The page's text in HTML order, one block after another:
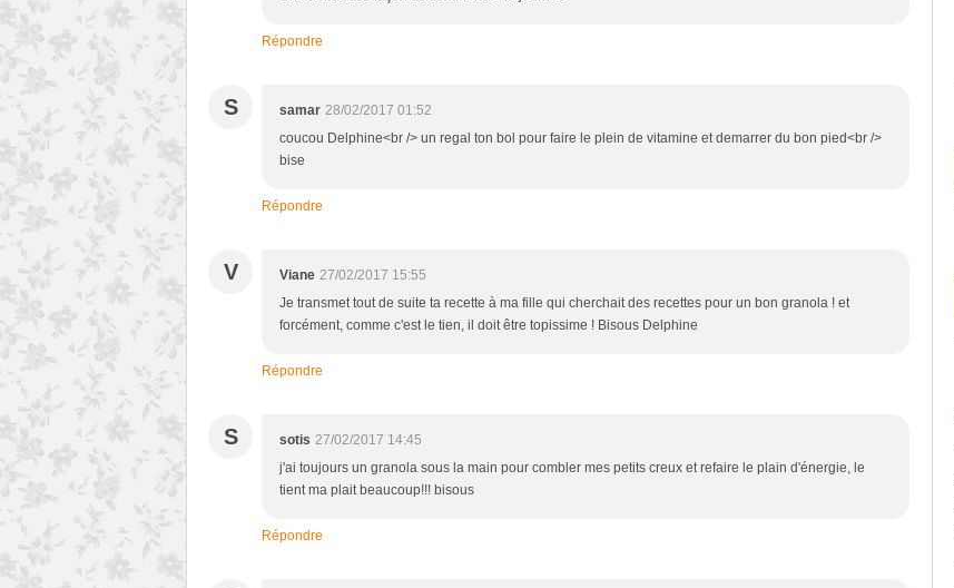
Répondre
S samar 28/02/2017 01:52
coucou Delphine<br /> un regal ton bol pour faire le plein de vitamine et demarrer du bon pied<br />
bise
Répondre
V Viane 27/02/2017 15:55
Je transmet tout de suite ta recette à ma fille qui cherchait des recettes pour un bon granola ! et
forcément, comme c'est le tien, il doit être topissime ! Bisous Delphine
Répondre
S sotis 27/02/2017 14:45
j'ai toujours un granola sous la main pour combler mes petits creux et refaire le plain d'énergie, le
tient ma plait beaucoup!!! bisous
Répondre